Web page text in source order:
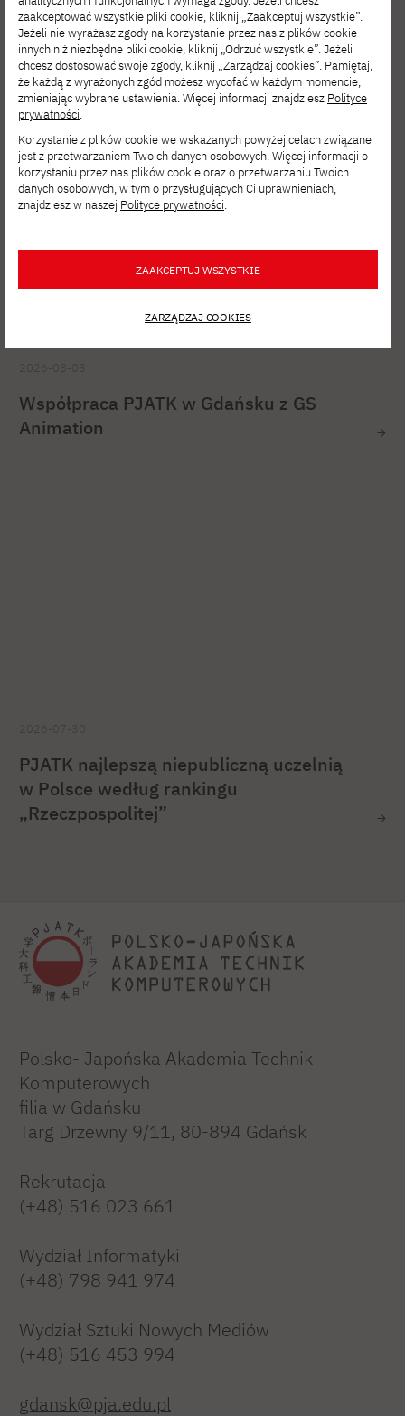
2026-08-04
Postaw na rozwój. Studia podyplomowe
Cybersecurity w PJATK Gdańsk
Współpraca PJATK w Gdańsku z GS
Animation
PJATK najlepszą niepubliczną uczelnią
w Polsce według rankingu
„Rzeczpospolitej”
Polsko- Japońska Akademia Technik
Komputerowych
filia w Gdańsku
Targ Drzewny 9/11, 80-894 Gdańsk
Rekrutacja
(+48) 516 023 661
Wydział Informatyki
(+48) 798 941 974
Wydział Sztuki Nowych Mediów
(+48) 516 453 994
gdansk@pja.edu.pl
zaakceptować wszystkie pliki cookie, kliknij „Zaakceptuj wszystkie”.
Jeżeli nie wyrażasz zgody na korzystanie przez nas z plików cookie
innych niż niezbędne pliki cookie, kliknij „Odrzuć wszystkie”. Jeżeli
chcesz dostosować swoje zgody, kliknij „Zarządzaj cookies”. Pamiętaj,
że każdą z wyrażonych zgód możesz wycofać w każdym momencie,
zmieniając wybrane ustawienia. Więcej informacji znajdziesz Polityce
prywatności.
Korzystanie z plików cookie we wskazanych powyżej celach związane
jest z przetwarzaniem Twoich danych osobowych. Więcej informacji o
korzystaniu przez nas plików cookie oraz o przetwarzaniu Twoich
danych osobowych, w tym o przysługujących Ci uprawnieniach,
znajdziesz w naszej Polityce prywatności.
ZAAKCEPTUJ WSZYSTKIE
ZARZĄDZAJ COOKIES